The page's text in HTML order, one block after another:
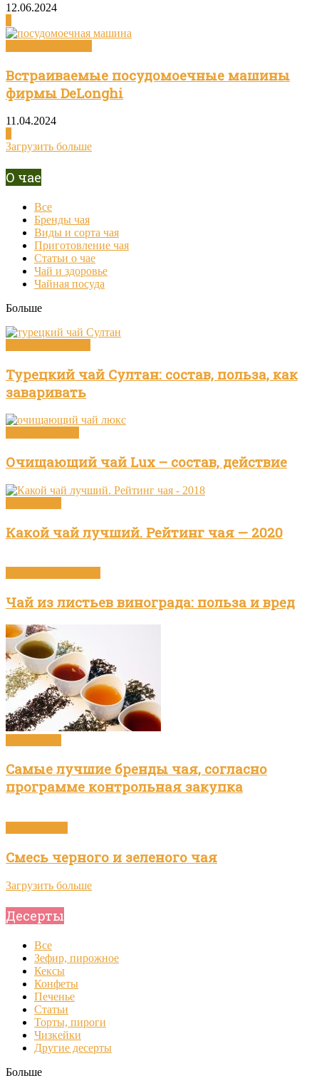
12.06.2024
Встраиваемые посудомоечные машины
фирмы DeLonghi
11.04.2024
Загрузить больше
О чае
Все
Бренды чая
Виды и сорта чая
Приготовление чая
Статьи о чае
Чай и здоровье
Чайная посуда
Больше
Турецкий чай Султан: состав, польза, как
заваривать
Очищающий чай Lux – состав, действие
Какой чай лучший. Рейтинг чая — 2020
Чай из листьев винограда: польза и вред
Самые лучшие бренды чая, согласно
программе контрольная закупка
Смесь черного и зеленого чая
Загрузить больше
Десерты
Все
Зефир, пирожное
Кексы
Конфеты
Печенье
Статьи
Торты, пироги
Чизкейки
Другие десерты
Больше